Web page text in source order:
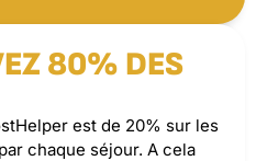
80% DES
est de 20% sur les
chaque séjour. A cela